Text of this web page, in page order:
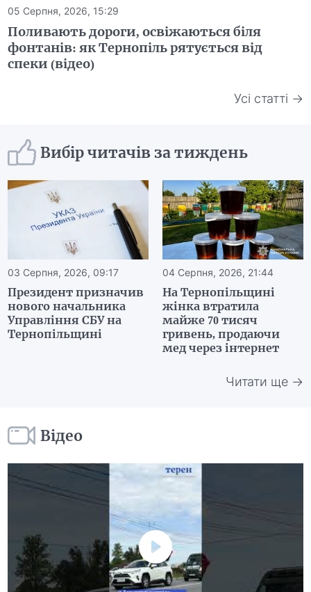
05 Серпня, 2026, 15:29
Поливають дороги, освіжаються біля
фонтанів: як Тернопіль рятується від
спеки (відео)
Усі статті →
Вибір читачів за тиждень
03 Серпня, 2026, 09:17
Президент призначив
нового начальника
Управління СБУ на
Тернопільщині
04 Серпня, 2026, 21:44
На Тернопільщині
жінка втратила
майже 70 тисяч
гривень, продаючи
мед через інтернет
Читати ще →
Відео